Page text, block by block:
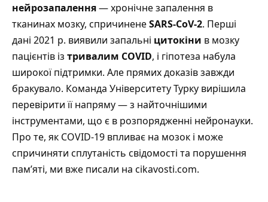
нейрозапалення— хронічне запалення в
тканинах мозку, спричиненеSARS-CoV-2. Перші
дані 2021 р. виявили запальні цитокіни в мозку
пацієнтів із тривалим COVID, і гіпотеза набула
широкої підтримки. Але прямих доказів завжди
бракувало. Команда Університету Турку вирішила
перевірити її напряму — з найточнішими
інструментами, що є в розпорядженні нейронауки.
Про те, як COVID-19 впливає на мозок і може
спричиняти сплутаність свідомості та порушення
пам’яті, ми вже писали на cikavosti.com.